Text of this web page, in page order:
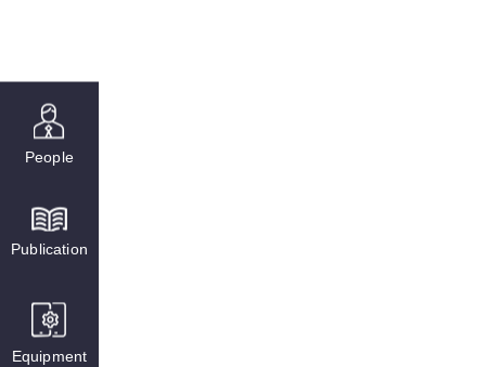
People
Publication
Equipment